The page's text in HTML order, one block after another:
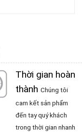
Thời gian hoàn
thành Chúng tôi
cam kết sản phẩm
đến tay quý khách
trong thời gian nhanh